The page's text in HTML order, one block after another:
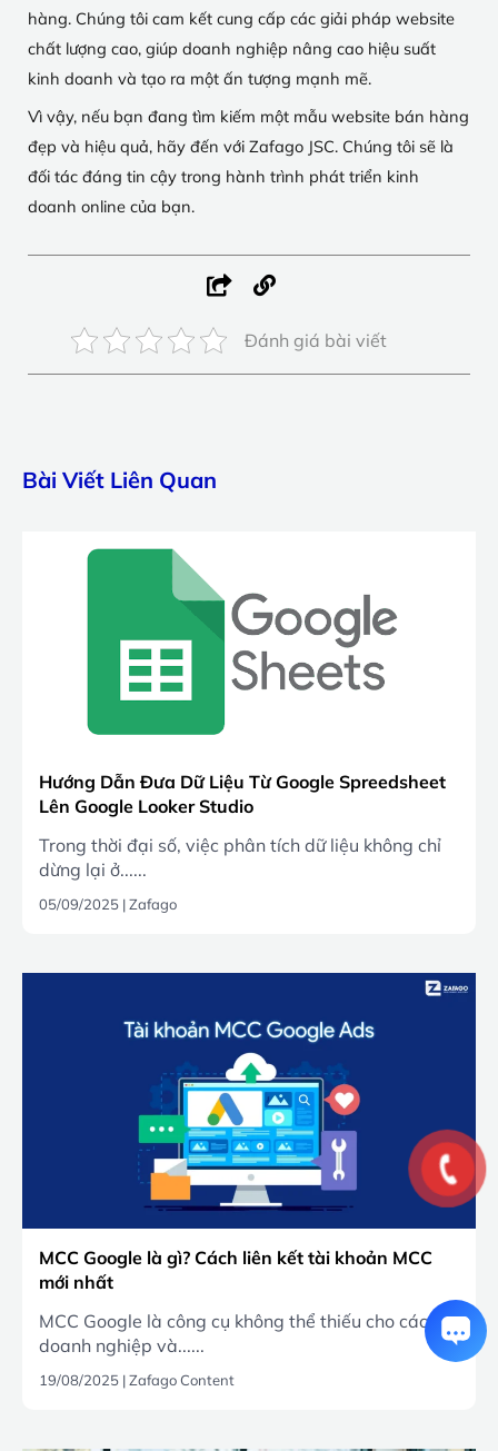
hàng. Chúng tôi cam kết cung cấp các giải pháp website
chất lượng cao, giúp doanh nghiệp nâng cao hiệu suất
kinh doanh và tạo ra một ấn tượng mạnh mẽ.
Vì vậy, nếu bạn đang tìm kiếm một mẫu website bán hàng
đẹp và hiệu quả, hãy đến với Zafago JSC. Chúng tôi sẽ là
đối tác đáng tin cậy trong hành trình phát triển kinh
doanh online của bạn.
Đánh giá bài viết
Bài Viết Liên Quan
Hướng Dẫn Đưa Dữ Liệu Từ Google Spreedsheet
Lên Google Looker Studio
Trong thời đại số, việc phân tích dữ liệu không chỉ
dừng lại ở......
05/09/2025 |Zafago
MCC Google là gì? Cách liên kết tài khoản MCC
mới nhất
MCC Google là công cụ không thể thiếu cho các
doanh nghiệp và......
19/08/2025 |Zafago Content